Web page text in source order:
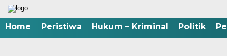
Home Peristiwa Hukum – Kriminal Politik